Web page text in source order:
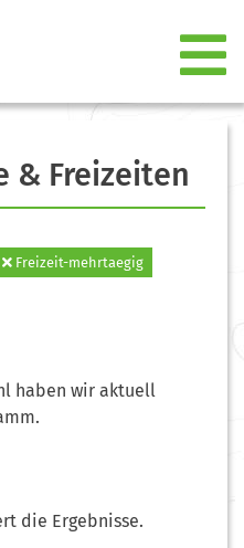
& Freizeiten
Freizeit-mehrtaegig
haben wir aktuell
die Ergebnisse.